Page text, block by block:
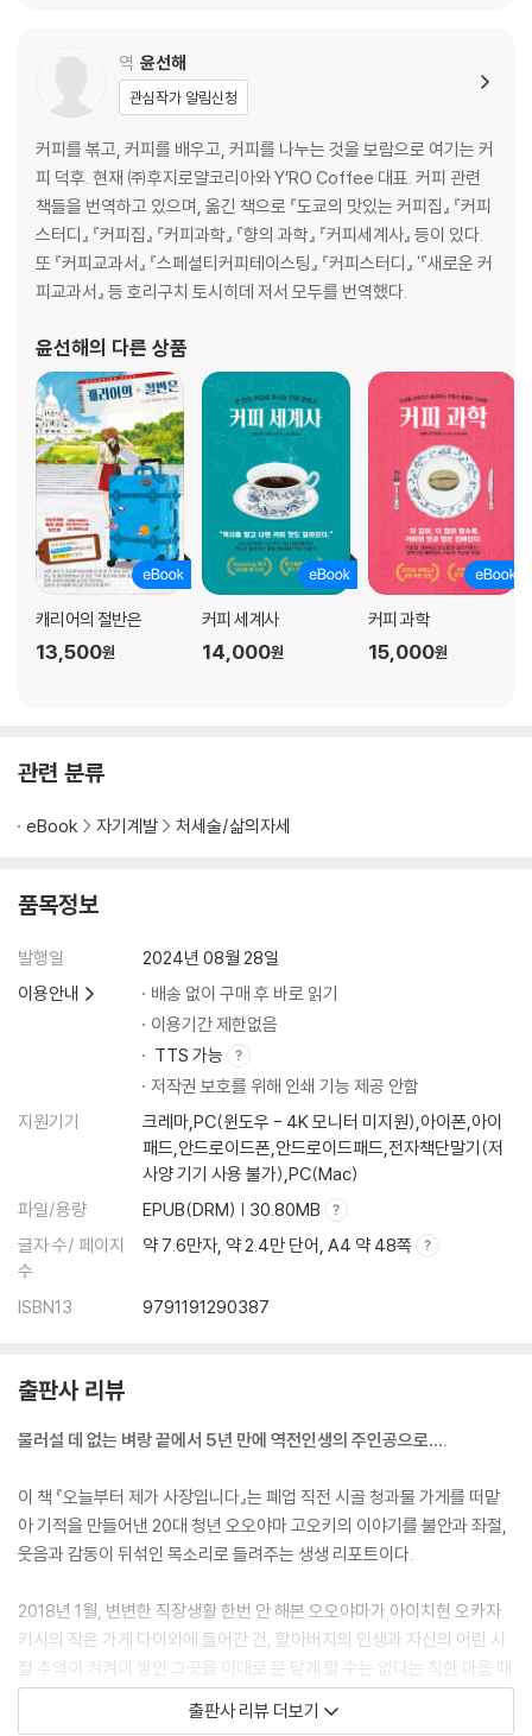
우선 열 명의 동료를 모으자 · 96
그녀는 예뻤다 · 102
천재 사령관, 등장! · 107
에비스 님의 손길에 이끌려서 · 111
일본 제일이 되고 싶으면, 일본 제일의 장소에 가거라 · 114
언젠가는 크라운 · 117
날개라도 달렸다면…, · 120
4장 나의 히어로가 알려준 것들
모든 일에는 제철이 있단다 · 127
발로 팔아야 한다는 사실을 잊지 마라 · 131
스태프들은 리더의 뒷모습을 보고 배운다 · 135
스스로 좋아해야 즐거워진다 · 139
힘내라 고오키! · 144
5장 그리고, 일본 제일의 도시로
폭풍 속에서 판매 개시 · 151
대박은 손님이 몰고 온다 2 · 161
나의 할아버지와 오버랩되는 키위 할아버지 · 166
6장 일본 최고의 사람들이 나에게 알려준 것들
일본 최고 가구점 창업자로부터 · 185
사이토 히토리와 나가마쓰 시게히사 · 196
동경하는 샹크스shanks와의 만남 · 201
시게 형이 내 이름을 불러주었다 · 208
무엇을 위해서, 누구를 위해서 · 214
최종장 후르츠산도 행진곡
이렇게 해서 배턴은 이어진다 · 221
역 윤선해
관심작가 알림신청
커피를 볶고, 커피를 배우고, 커피를 나누는 것을 보람으로 여기는 커
피 덕후. 현재 ㈜후지로얄코리아와 Y’RO Coffee 대표. 커피 관련
책들을 번역하고 있으며, 옮긴 책으로 『도쿄의 맛있는 커피집』 『커피
스터디』 『커피집』 『커피과학』 『향의 과학』 『커피세계사』 등이 있다.
또 『커피교과서』 『스페셜티커피테이스팅』 『커피스터디』 '『새로운 커
피교과서』 등 호리구치 토시히데 저서 모두를 번역했다.
윤선해의 다른 상품
캐리어의 절반은
13,500원
커피 세계사
14,000원
커피 과학
15,000원
관련 분류
eBook 자기계발 처세술/삶의자세
품목정보
발행일
2024년 08월 28일
이용안내
배송 없이 구매 후 바로 읽기
이용기간 제한없음
TTS 가능
저작권 보호를 위해 인쇄 기능 제공 안함
지원기기
크레마,PC(윈도우 - 4K 모니터 미지원),아이폰,아이
패드,안드로이드폰,안드로이드패드,전자책단말기(저
사양 기기 사용 불가),PC(Mac)
파일/용량
EPUB(DRM) | 30.80MB
글자 수/ 페이지
수
약 7.6만자, 약 2.4만 단어, A4 약 48쪽
ISBN13 9791191290387
출판사 리뷰
물러설 데 없는 벼랑 끝에서 5년 만에 역전인생의 주인공으로….
이 책 『오늘부터 제가 사장입니다』는 폐업 직전 시골 청과물 가게를 떠맡
아 기적을 만들어낸 20대 청년 오오야마 고오키의 이야기를 불안과 좌절,
웃음과 감동이 뒤섞인 목소리로 들려주는 생생 리포트이다.
2018년 1월, 변변한 직장생활 한번 안 해본 오오야마가 아이치현 오카자
키시의 작은 가게 다이와에 들어간 건, 할아버지의 인생과 자신의 어린 시
절 추억이 켜켜이 쌓인 그곳을 이대로 문 닿게 할 수는 없다는 착한 마음 때
문이었다. 그날 이후 할아버지를 따라 3개월간 새벽 청과물 도매시장을 오
갔지만, 시금치와 열무를 구분할 줄조차 모르던 왕 초짜 애송이에게 ‘사
출판사 리뷰 더보기